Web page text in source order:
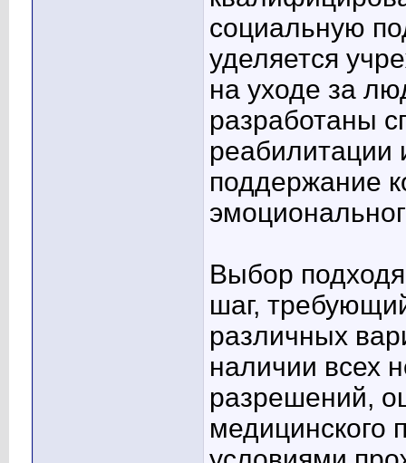
социальную
уделяется
на уходе за
разработаны
реабилитации
поддержание
Выбор
шаг,
различных
наличии всех
разрешений,
медицинского